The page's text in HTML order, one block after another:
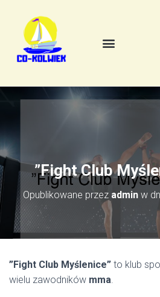
”Fight Club
Opublikowane przez adminw
”Fight Club Myślenice” to klub
wielu zawodników mma.